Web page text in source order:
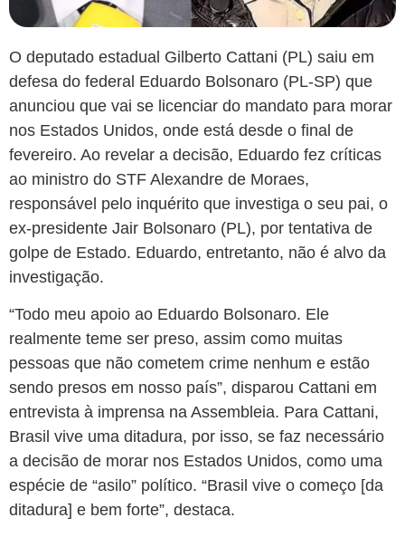
O deputado estadual Gilberto Cattani (PL) saiu em
defesa do federal Eduardo Bolsonaro (PL-SP) que
anunciou que vai se licenciar do mandato para morar
nos Estados Unidos, onde está desde o final de
fevereiro. Ao revelar a decisão, Eduardo fez críticas
ao ministro do STF Alexandre de Moraes,
responsável pelo inquérito que investiga o seu pai, o
ex-presidente Jair Bolsonaro (PL), por tentativa de
golpe de Estado. Eduardo, entretanto, não é alvo da
investigação.
“Todo meu apoio ao Eduardo Bolsonaro. Ele
realmente teme ser preso, assim como muitas
pessoas que não cometem crime nenhum e estão
sendo presos em nosso país”, disparou Cattani em
entrevista à imprensa na Assembleia. Para Cattani,
Brasil vive uma ditadura, por isso, se faz necessário
a decisão de morar nos Estados Unidos, como uma
espécie de “asilo” político. “Brasil vive o começo [da
ditadura] e bem forte”, destaca.